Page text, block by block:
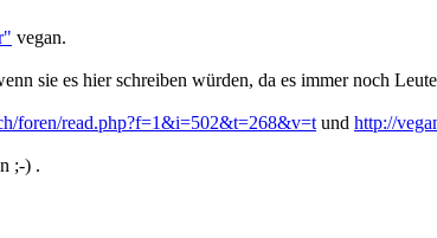
vegan.
sie es hier schreiben würden, da es immer noch
foren/read.php?f=1&i=502&t=268&v=t und http://
;-) .